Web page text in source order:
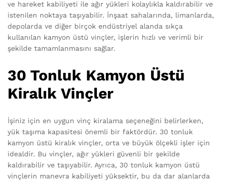
ve hareket kabiliyeti ile ağır yükleri kolaylıkla kaldırabilir ve
istenilen noktaya taşıyabilir. İnşaat sahalarında, limanlarda,
depolarda ve diğer birçok endüstriyel alanda sıkça
kullanılan kamyon üstü vinçler, işlerin hızlı ve verimli bir
şekilde tamamlanmasını sağlar.
30 Tonluk Kamyon Üstü
Kiralık Vinçler
İşiniz için en uygun vinç kiralama seçeneğini belirlerken,
yük taşıma kapasitesi önemli bir faktördür. 30 tonluk
kamyon üstü kiralık vinçler, orta ve büyük ölçekli işler için
idealdir. Bu vinçler, ağır yükleri güvenli bir şekilde
kaldırabilir ve taşıyabilir. Ayrıca, 30 tonluk kamyon üstü
vinçlerin manevra kabiliyeti yüksektir, bu da dar alanlarda